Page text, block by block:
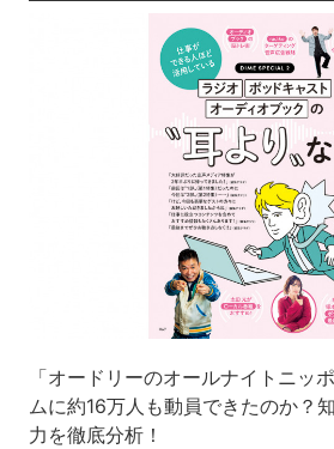
「オードリーのオールナイトニッ
ムに約16万人も動員できたのか？
力を徹底分析！